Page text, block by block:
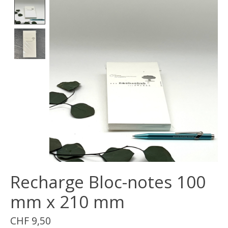
Recharge Bloc-notes 100
mm x 210 mm
CHF 9,50